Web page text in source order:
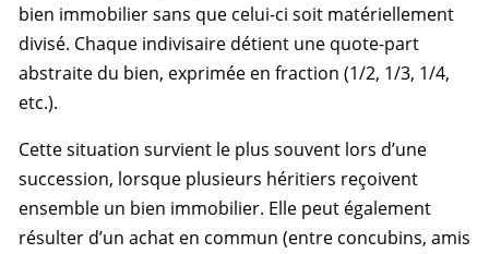
bien immobilier sans que celui-ci soit matériellement
divisé. Chaque indivisaire détient une quote-part
abstraite du bien, exprimée en fraction (1/2, 1/3, 1/4,
etc.).
Cette situation survient le plus souvent lors d’une
succession, lorsque plusieurs héritiers reçoivent
ensemble un bien immobilier. Elle peut également
résulter d’un achat en commun (entre concubins, amis